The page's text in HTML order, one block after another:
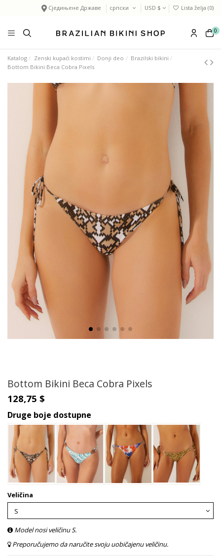
Сједињене Државе српски USD $ Lista želja (0)
0
Katalog Zenski kupaći kostimi Donji deo
Brazilski bikini
Bottom Bikini Beca Cobra Pixels
Bottom Bikini Beca Cobra Pixels
128,75 $
Druge boje dostupne
Veličina
Model nosi veličinu S.
Preporučujemo da naručite svoju uobičajenu veličinu.